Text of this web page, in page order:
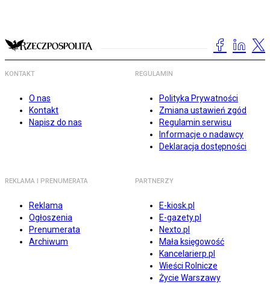
KONTAKT
O nas
Kontakt
Napisz do nas
REGULAMIN
Polityka Prywatności
Zmiana ustawień zgód
Regulamin serwisu
Informacje o nadawcy
Deklaracja dostępności
REKLAMA I PRENUMERATA
Reklama
Ogłoszenia
Prenumerata
Archiwum
PARTNERZY
E-kiosk.pl
E-gazety.pl
Nexto.pl
Mała księgowość
Kancelarierp.pl
Wieści Rolnicze
Życie Warszawy